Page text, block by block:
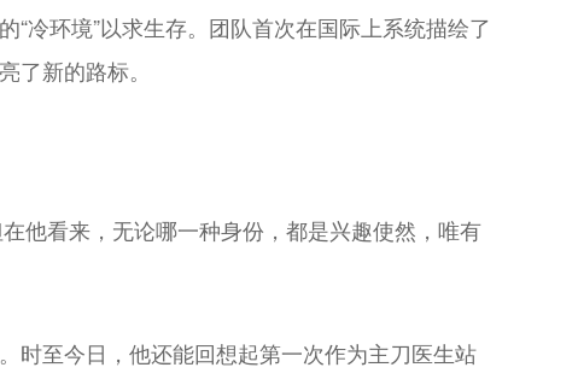
冷环境”以求生存。团队首次在国际上系统描绘了
新的路标。
他看来，无论哪一种身份，都是兴趣使然，唯有
至今日，他还能回想起第一次作为主刀医生站